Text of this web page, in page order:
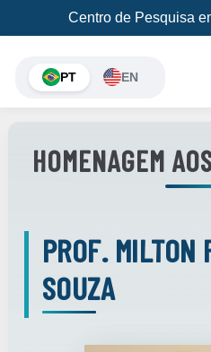
Centro de Pesquisa
PT EN
HOMENAGEM
PROF. MILTON
SOUZA